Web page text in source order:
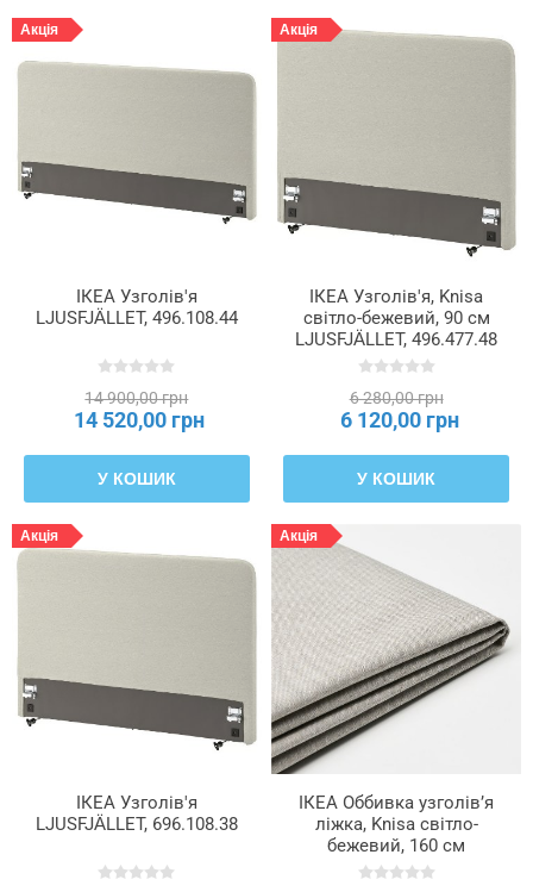
Акція
ІКЕА Узголів'я
LJUSFJÄLLET, 496.108.44
14 900,00 грн
14 520,00 грн
У КОШИК
Акція
ІКЕА Узголів'я, Knisa
світло-бежевий, 90 см
LJUSFJÄLLET, 496.477.48
6 280,00 грн
6 120,00 грн
У КОШИК
Акція
ІКЕА Узголів'я
LJUSFJÄLLET, 696.108.38
Акція
ІКЕА Оббивка узголів’я
ліжка, Knisa світло-
бежевий, 160 см
LJUSFJÄLLET, 606.021.83